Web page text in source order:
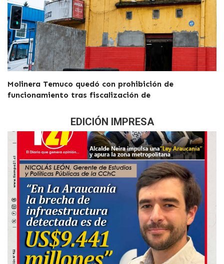
Molinera Temuco quedó con prohibición de
funcionamiento tras fiscalización de
EDICIÓN IMPRESA